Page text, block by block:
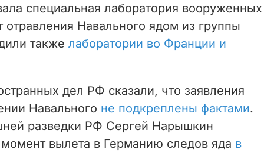
специальная лаборатория вооруженных
Навального ядом из группы
также лаборатории во Франции и
дел РФ сказали, что заявления
Навального не подкреплены фактами.
разведки РФ Сергей Нарышкин
вылета в Германию следов яда в